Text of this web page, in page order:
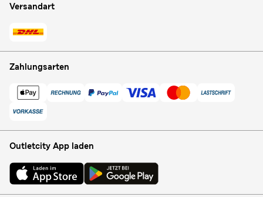
Versandart
Zahlungsarten
Outletcity App laden